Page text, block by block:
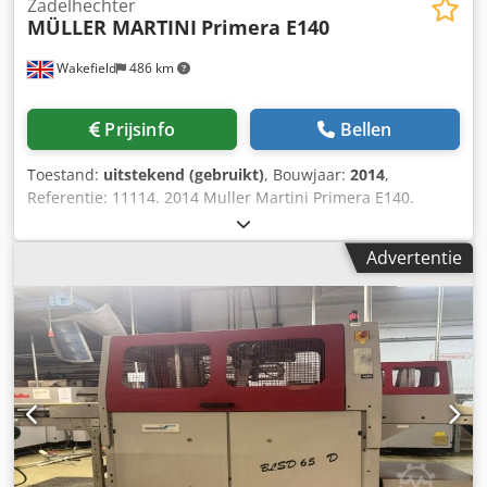
Wakefield 486 km
Zadelhechter
MÜLLER MARTINI Primera E140
Prijsinfo Bellen
Toestand: uitstekend (gebruikt), Bouwjaar: 2014,
Referentie: 11114. 2014 Muller Martini Primera E140.
Nieuwste uitvoering, topmodel, M.M. nietmachine met
korte omsteltijden en een breed formaatbereik. Het 'E'-
model is voorzien van een volledige 'AMRYS' (automatisch
instelsysteem). De invoerapparaten, nietmachine,
snijmachine en stapelaar worden snel en automatisch
ingesteld op het gewenste boekformaat. Bestaat uit: 7
stations met kettingtransport op universele basis 6 x 3738
invoerapparaten 6 x 0379 invoerapparaten met
bovenaanvoer en ASIR III-camera's 0507 Invoerapparaat
voor omslagen met bewegings-/kopieerregeling Semko &
Ellex-besturing Primera E140 nietmachine Crjdpfx Aljzn
Hqioasf 2 standaard nietkoppen HK75 2 nietkoppen met
Advertentie